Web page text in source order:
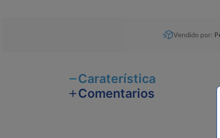
Vendido por:
Caraterística
Comentarios